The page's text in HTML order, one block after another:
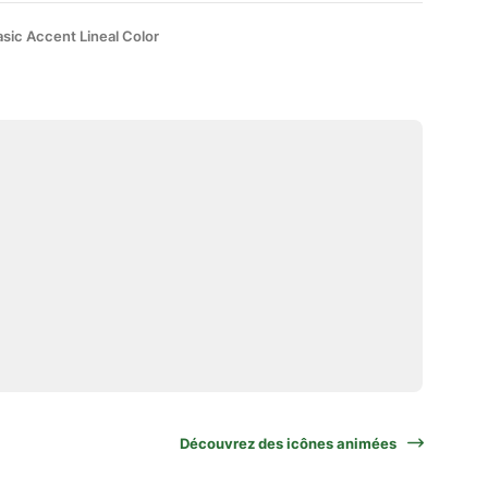
Accent Lineal Color
Découvrez des icônes animées